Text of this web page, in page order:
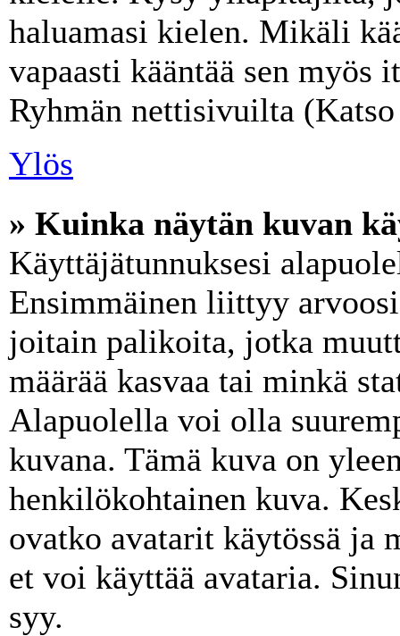
haluamasi kielen. Mikäli
vapaasti kääntää sen myös
Ryhmän nettisivuilta
Ylös
» Kuinka näytän kuvan
Käyttäjätunnuksesi
Ensimmäinen liittyy
joitain palikoita, jotka
määrää kasvaa tai minkä
Alapuolella voi olla
kuvana. Tämä kuva on
henkilökohtainen kuva.
ovatko avatarit käytössä
et voi käyttää avataria.
syy.